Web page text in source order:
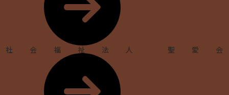
社会福祉法人 聖愛会